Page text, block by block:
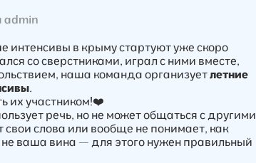
admin
интенсивы в крыму стартуют уже скоро
со сверстниками, играл с ними вместе,
наша команда организуетлетние
.
их участником!❤️
речь, но не может общаться с другими
слова или вообще не понимает, как
ваша вина — для этого нужен правильный